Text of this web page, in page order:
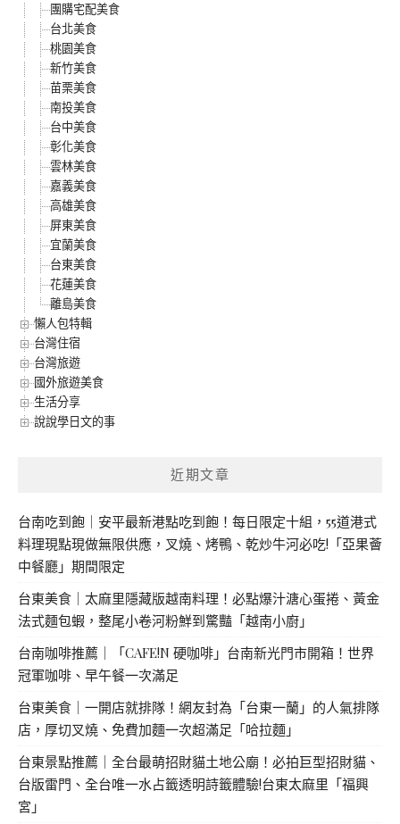
團購宅配美食
台北美食
桃園美食
新竹美食
苗栗美食
南投美食
台中美食
彰化美食
雲林美食
嘉義美食
高雄美食
屏東美食
宜蘭美食
台東美食
花蓮美食
離島美食
懶人包特輯
台灣住宿
台灣旅遊
國外旅遊美食
生活分享
說說學日文的事
近期文章
台南吃到飽｜安平最新港點吃到飽！每日限定十組，55道港式
料理現點現做無限供應，叉燒、烤鴨、乾炒牛河必吃!「亞果薈
中餐廳」期間限定
台東美食｜太麻里隱藏版越南料理！必點爆汁溏心蛋捲、黃金
法式麵包蝦，整尾小卷河粉鮮到驚豔「越南小廚」
台南咖啡推薦｜「CAFE!N 硬咖啡」台南新光門市開箱！世界
冠軍咖啡、早午餐一次滿足
台東美食｜一開店就排隊！網友封為「台東一蘭」的人氣排隊
店，厚切叉燒、免費加麵一次超滿足「哈拉麵」
台東景點推薦｜全台最萌招財貓土地公廟！必拍巨型招財貓、
台版雷門、全台唯一水占籤透明詩籤體驗!台東太麻里「福興
宮」